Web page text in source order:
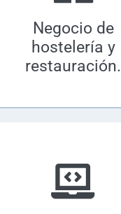
Negocio de
hostelería y
restauración.